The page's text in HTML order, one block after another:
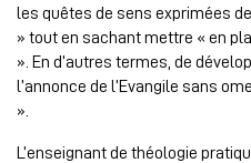
les quêtes de sens exprimées
» tout en sachant mettre « en
». En d’autres termes, de
l’annonce de l’Evangile sans
».
L’enseignant de théologie